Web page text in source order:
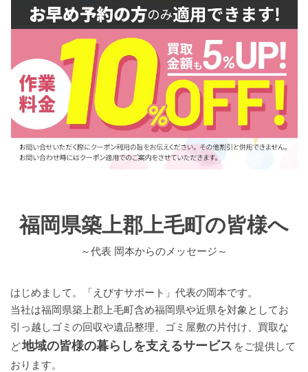
福岡県築上郡上毛町の皆様へ
～代表 岡本からのメッセージ～
はじめまして。「えびすサポート」代表の岡本です。
当社は福岡県築上郡上毛町含め福岡県や近県を対象としてお
引っ越しゴミの回収や遺品整理、ゴミ屋敷の片付け、買取な
ど地域の皆様の暮らしを支えるサービス をご提供して
おります。